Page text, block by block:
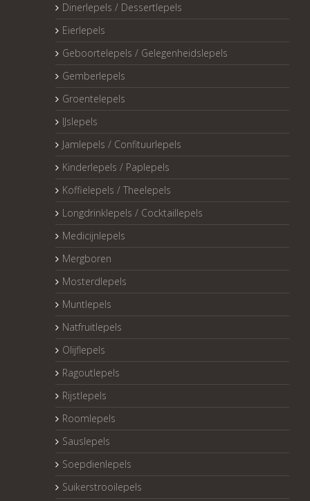
Dinerlepels / Dessertlepels
Eierlepels
Geboortelepels / Gelegenheidslepels
Gemberlepels
Groentelepels
IJslepels
Jamlepels / Confituurlepels
Kinderlepels / Paplepels
Koffielepels / Theelepels
Longdrinklepels / Cocktaillepels
Medicijnlepels
Mergboren
Mosterdlepels
Muntlepels
Natfruitlepels
Olijflepels
Ragoutlepels
Rijstlepels
Roomlepels
Sauslepels
Soepdienlepels
Suikerstrooilepels